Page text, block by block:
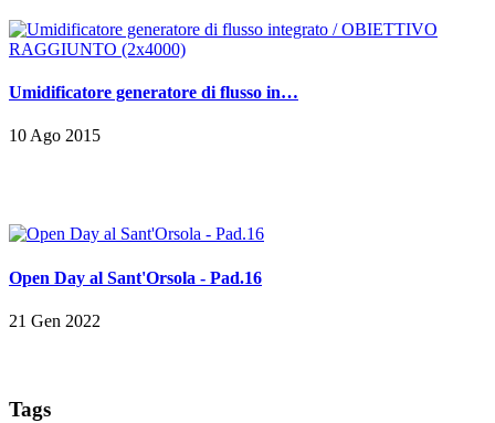
Umidificatore generatore di flusso in…
10 Ago 2015
Open Day al Sant'Orsola - Pad.16
21 Gen 2022
Tags